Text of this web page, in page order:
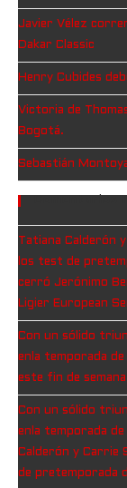
Javier Vélez
Dakar Classic
Henry Cubides
Victoria de
Bogotá.
Sebastián
Tatiana Calderón
los test de
cerró Jerónimo
Ligier European
Con un sólido
enla temporada
este fin de
Con un sólido
enla temporada
Calderón y Carrie
de pretemporada